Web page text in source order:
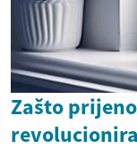
Zašto